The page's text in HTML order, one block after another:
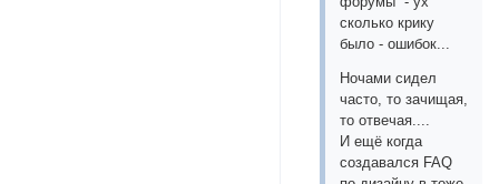
сколько крику
было - ошибок...
Ночами сидел
часто, то зачищая,
то отвечая....
И ещё когда
создавался FAQ